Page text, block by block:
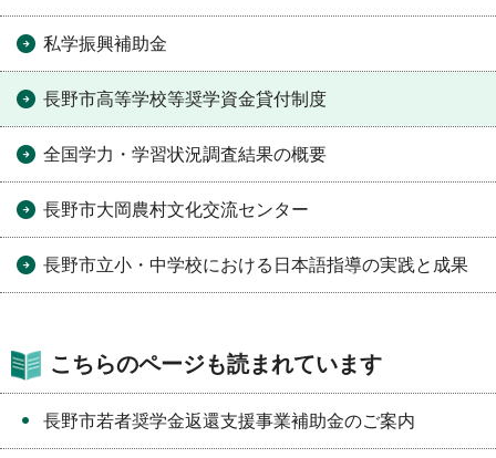
私学振興補助金
長野市高等学校等奨学資金貸付制度
全国学力・学習状況調査結果の概要
長野市大岡農村文化交流センター
長野市立小・中学校における日本語指導の実践と成果
こちらのページも読まれています
長野市若者奨学金返還支援事業補助金のご案内